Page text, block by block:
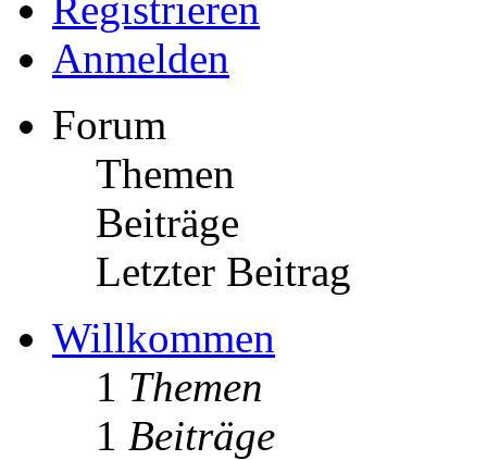
Anmelden
Forum
Themen
Beiträge
Letzter Beitrag
Willkommen
1 Themen
1 Beiträge